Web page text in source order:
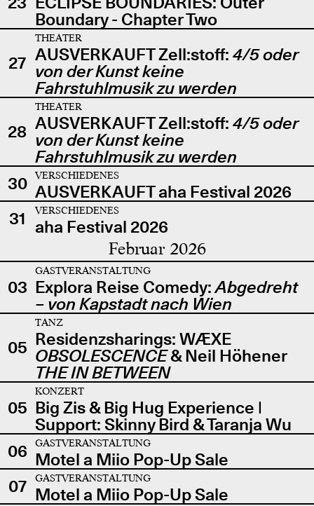
Boundary - Chapter Two
27
THEATER
AUSVERKAUFT Zell:stoff: 4/5 oder
von der Kunst keine
Fahrstuhlmusik zu werden
28
THEATER
AUSVERKAUFT Zell:stoff: 4/5 oder
von der Kunst keine
Fahrstuhlmusik zu werden
30
VERSCHIEDENES
AUSVERKAUFT aha Festival 2026
31
VERSCHIEDENES
aha Festival 2026
Februar 2026
03
GASTVERANSTALTUNG
Explora Reise Comedy:Abgedreht
– von Kapstadt nach Wien
05
TANZ
Residenzsharings: WÆXE
OBSOLESCENCE& Neil Höhener
THE IN BETWEEN
05
KONZERT
Big Zis & Big Hug Experience |
Support: Skinny Bird & Taranja Wu
06
GASTVERANSTALTUNG
Motel a Miio Pop-Up Sale
07
GASTVERANSTALTUNG
Motel a Miio Pop-Up Sale